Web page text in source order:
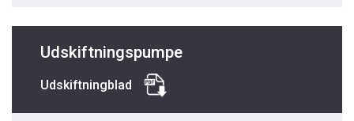
Udskiftningspumpe
Udskiftningblad